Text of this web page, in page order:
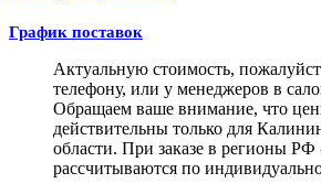
График поставок
Актуальную стоимость,
телефону, или у менеджеров в
Обращаем ваше внимание, что
действительны только для
области. При заказе в регионы
рассчитываются по